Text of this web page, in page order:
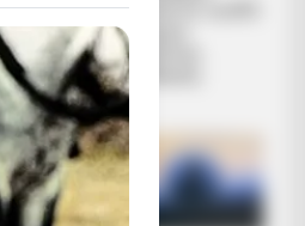
ΔΕΝ ΕΙΝΑΙ
ΤΑ ΣΗΜΑΔΙΑ
Η...
υπονοεί ότι τα UFO
δεν έχουν
ανθρώπινη
προέλευση